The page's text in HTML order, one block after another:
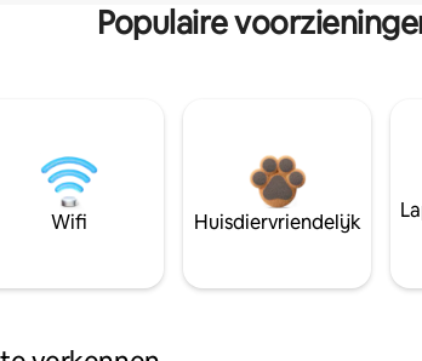
Populaire
Wifi Huisdiervriendelijk